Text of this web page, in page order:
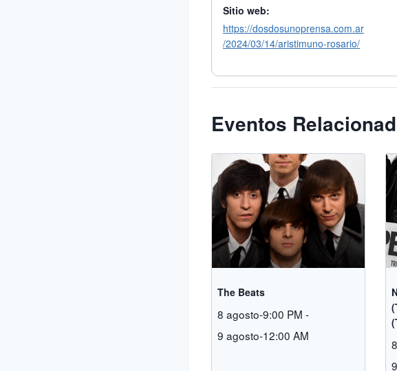
Sitio web:
https://dosdosunoprensa.com.ar
/2024/03/14/aristimuno-rosario/
Eventos
The Beats
8 agosto-9:00 PM -
9 agosto-12:00 AM